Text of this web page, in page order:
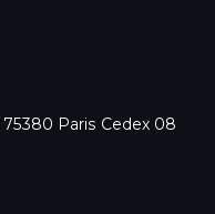
75380 Paris Cedex 08